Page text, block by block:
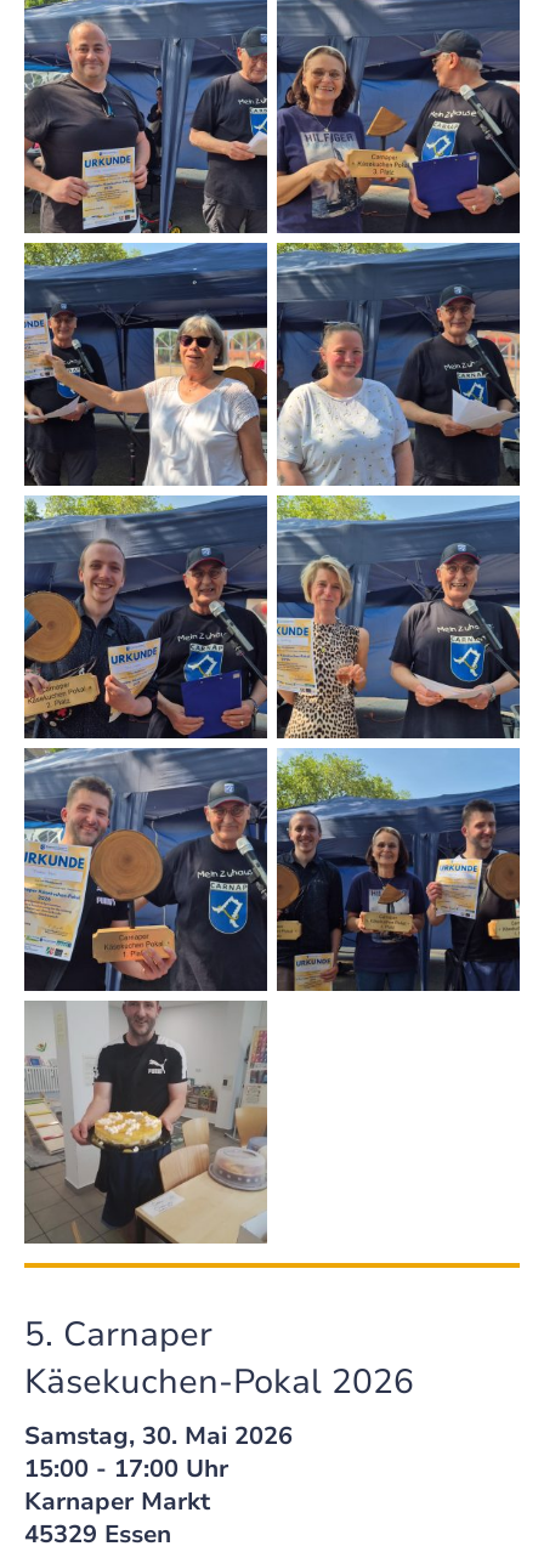
5. Carnaper
Käsekuchen-Pokal 2026
Samstag, 30. Mai 2026
15:00 - 17:00 Uhr
Karnaper Markt
45329 Essen